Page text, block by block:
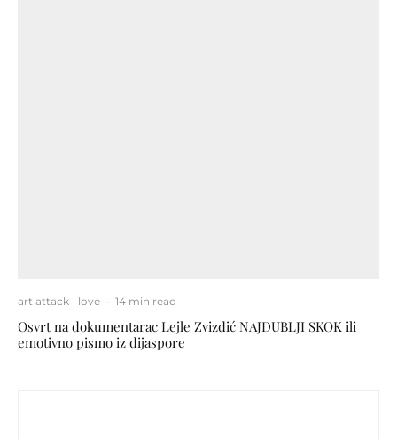
art attack love · 14 min read
Osvrt na dokumentarac Lejle Zvizdić NAJDUBLJI SKOK ili
emotivno pismo iz dijaspore